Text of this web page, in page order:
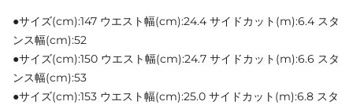
●サイズ(cm):147 ウエスト幅(cm):24.4 サイドカット(m):6.4 スタ
ンス幅(cm):52
●サイズ(cm):150 ウエスト幅(cm):24.7 サイドカット(m):6.6 スタ
ンス幅(cm):53
●サイズ(cm):153 ウエスト幅(cm):25.0 サイドカット(m):6.8 スタ